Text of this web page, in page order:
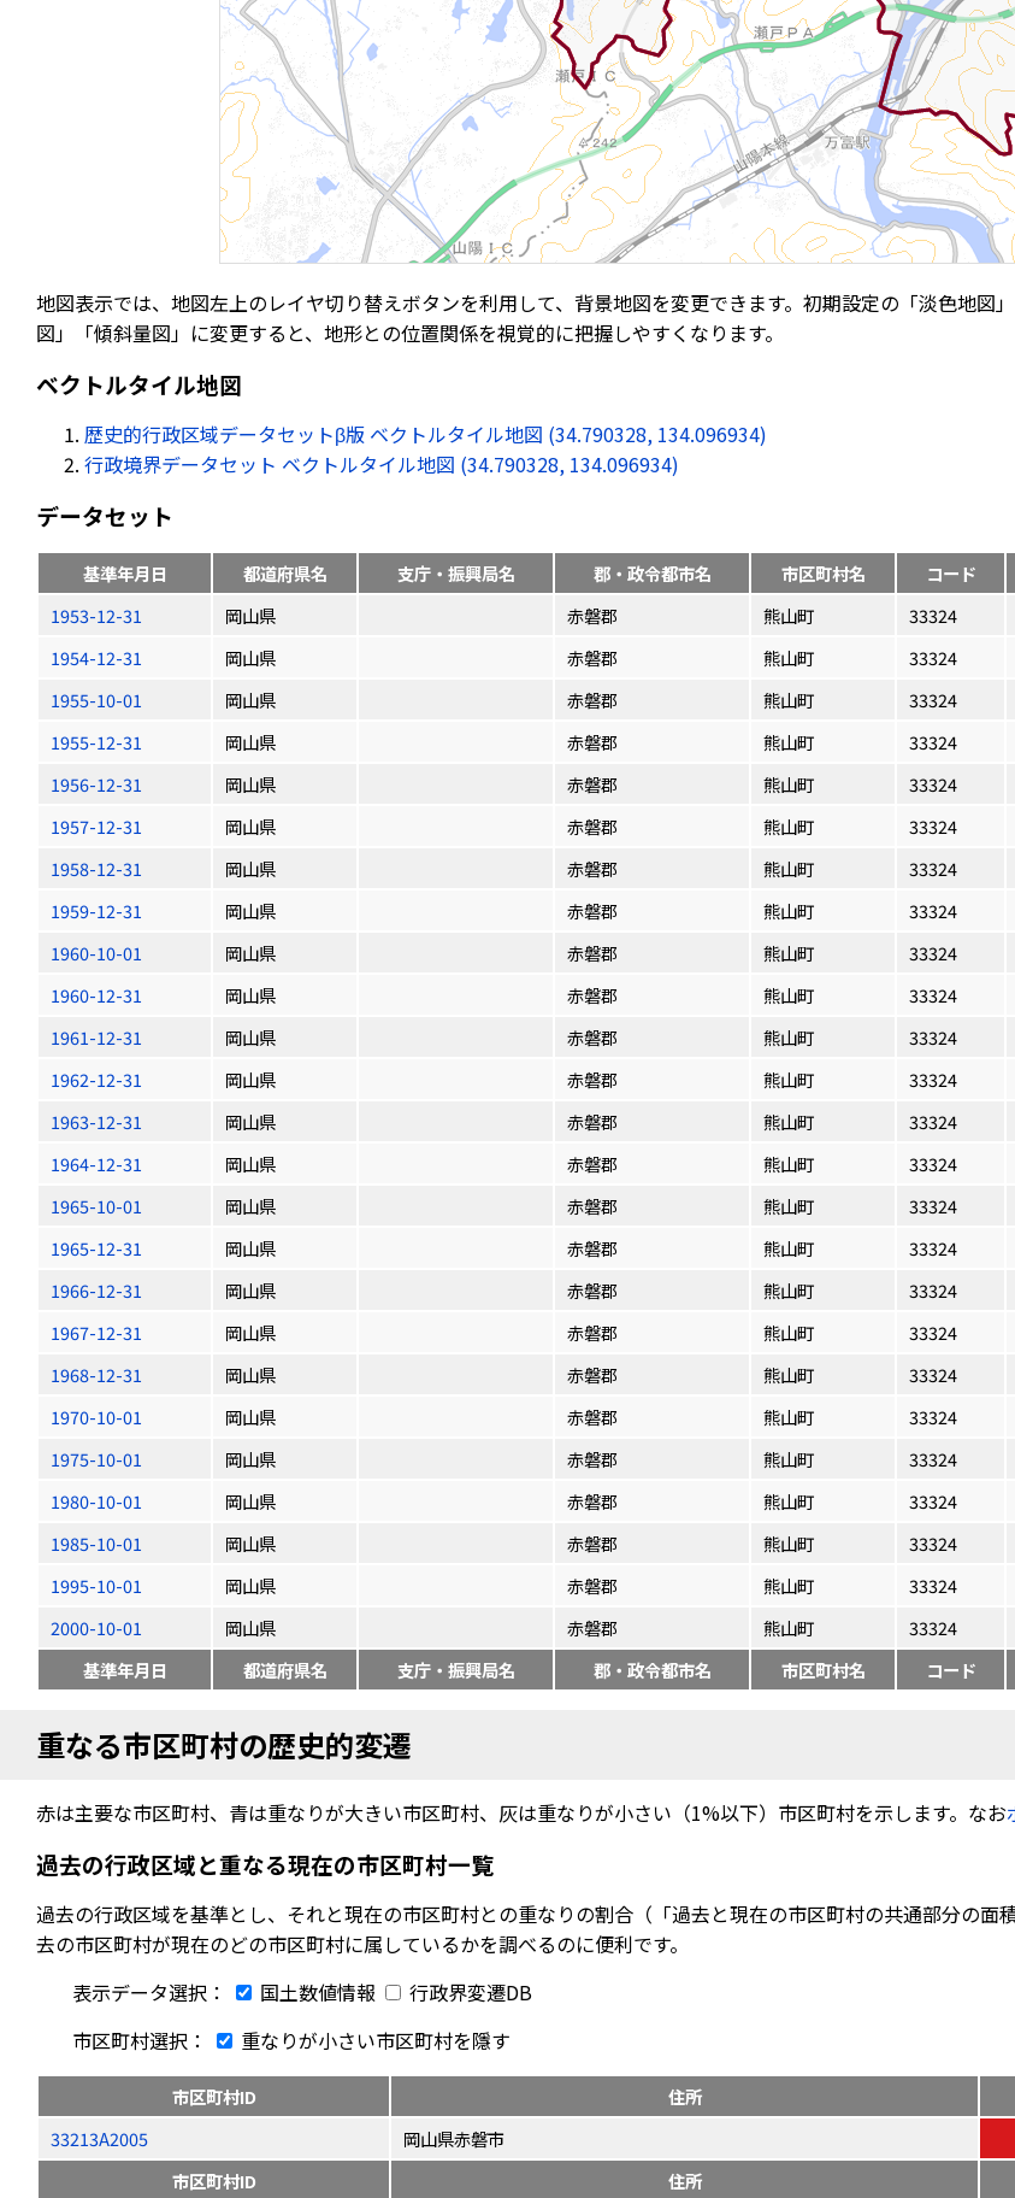
地図表示では、地図左上のレイヤ切り替えボタンを利用して、背景地図を変更できます。初期設定の「淡色地
図」「傾斜量図」に変更すると、地形との位置関係を視覚的に把握しやすくなります。
ベクトルタイル地図
歴史的行政区域データセットβ版 ベクトルタイル地図 (34.790328, 134.096934)
行政境界データセット ベクトルタイル地図 (34.790328, 134.096934)
データセット
基準年月日 都道府県名 支庁・振興局名 郡・政令都市名 市区町村名 コード
1953-12-31
岡山県 赤磐郡 熊山町 33324
1954-12-31
岡山県 赤磐郡 熊山町 33324
1955-10-01
岡山県 赤磐郡 熊山町 33324
1955-12-31
岡山県 赤磐郡 熊山町 33324
1956-12-31
岡山県 赤磐郡 熊山町 33324
1957-12-31
岡山県 赤磐郡 熊山町 33324
1958-12-31
岡山県 赤磐郡 熊山町 33324
1959-12-31
岡山県 赤磐郡 熊山町 33324
1960-10-01
岡山県 赤磐郡 熊山町 33324
1960-12-31
岡山県 赤磐郡 熊山町 33324
1961-12-31
岡山県 赤磐郡 熊山町 33324
1962-12-31
岡山県 赤磐郡 熊山町 33324
1963-12-31
岡山県 赤磐郡 熊山町 33324
1964-12-31
岡山県 赤磐郡 熊山町 33324
1965-10-01
岡山県 赤磐郡 熊山町 33324
1965-12-31
岡山県 赤磐郡 熊山町 33324
1966-12-31
岡山県 赤磐郡 熊山町 33324
1967-12-31
岡山県 赤磐郡 熊山町 33324
1968-12-31
岡山県 赤磐郡 熊山町 33324
1970-10-01
岡山県 赤磐郡 熊山町 33324
1975-10-01
岡山県 赤磐郡 熊山町 33324
1980-10-01
岡山県 赤磐郡 熊山町 33324
1985-10-01
岡山県 赤磐郡 熊山町 33324
1995-10-01
岡山県 赤磐郡 熊山町 33324
2000-10-01
岡山県 赤磐郡 熊山町 33324
基準年月日
都道府県名 支庁・振興局名 郡・政令都市名 市区町村名 コード
重なる市区町村の歴史的変遷
赤は主要な市区町村、青は重なりが大きい市区町村、灰は重なりが小さい（1%以下）市区町村を示します。なお
過去の行政区域と重なる現在の市区町村一覧
過去の行政区域を基準とし、それと現在の市区町村との重なりの割合（「過去と現在の市区町村の共通部分の
去の市区町村が現在のどの市区町村に属しているかを調べるのに便利です。
表示データ選択：
国土数値情報
行政界変遷DB
市区町村選択：
重なりが小さい市区町村を隱す
市区町村ID 住所
33213A2005
岡山県赤磐市
市区町村ID 住所